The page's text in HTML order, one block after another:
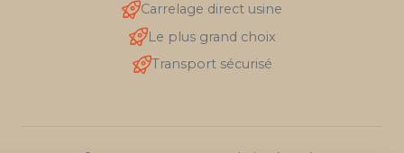
Carrelage direct usine
Le plus grand choix
Transport sécurisé